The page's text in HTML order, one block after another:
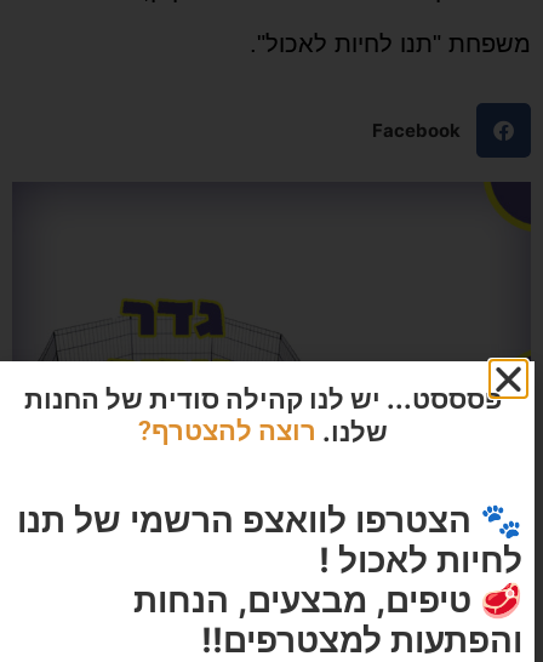
"תנו לחיות לאכול".
Facebook
פסססט... יש לנו קהילה סודית של החנות
שלנו.רוצה להצטרף?
🐾 הצטרפו לוואצפ הרשמי של תנו
לחיות לאכול !
🥩 טיפים, מבצעים, הנחות
והפתעות למצטרפים!!